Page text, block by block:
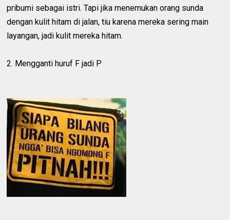
pribumi sebagai istri. Tapi jika menemukan orang sunda
dengan kulit hitam di jalan, tiu karena mereka sering main
layangan, jadi kulit mereka hitam.
2. Mengganti huruf F jadi P